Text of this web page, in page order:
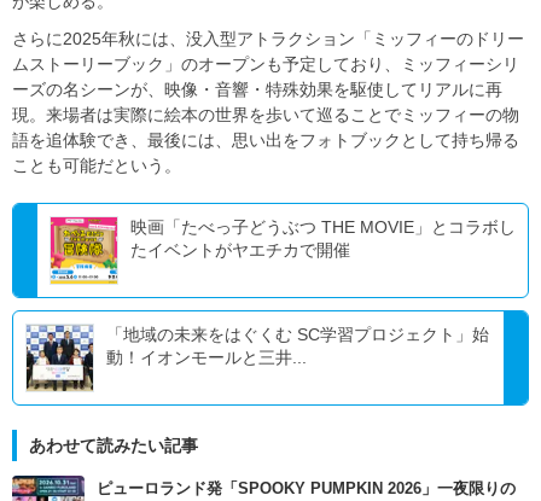
さらに2025年秋には、没入型アトラクション「ミッフィーのドリー
ムストーリーブック」のオープンも予定しており、ミッフィーシリ
ーズの名シーンが、映像・音響・特殊効果を駆使してリアルに再
現。来場者は実際に絵本の世界を歩いて巡ることでミッフィーの物
語を追体験でき、最後には、思い出をフォトブックとして持ち帰る
ことも可能だという。
映画「たべっ子どうぶつ THE MOVIE」とコラボし
たイベントがヤエチカで開催
「地域の未来をはぐくむ SC学習プロジェクト」始
動！イオンモールと三井...
あわせて読みたい記事
ピューロランド発「SPOOKY PUMPKIN 2026」一夜限りの